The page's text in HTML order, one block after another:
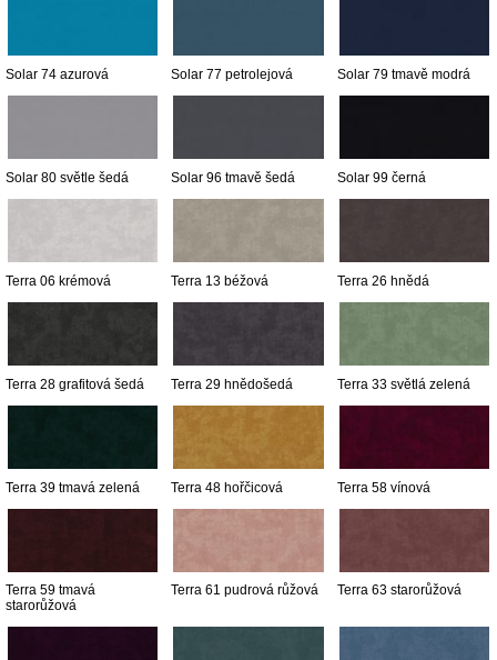
Solar 74 azurová Solar 77 petrolejová Solar 79 tmavě modrá
Solar 80 světle šedá Solar 96 tmavě šedá Solar 99 černá
Terra 06 krémová Terra 13 béžová Terra 26 hnědá
Terra 28 grafitová šedá Terra 29 hnědošedá Terra 33 světlá zelená
Terra 39 tmavá zelená Terra 48 hořčicová Terra 58 vínová
Terra 59 tmavá
starorůžová
Terra 61 pudrová růžová Terra 63 starorůžová